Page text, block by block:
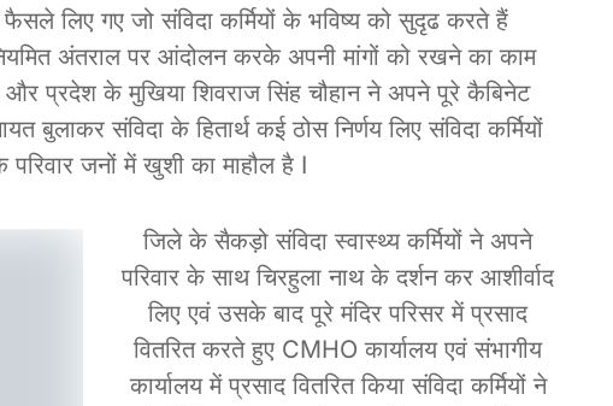
लिए गए जो संविदा कर्मियों के भविष्य को सुदृढ करते हैं
नियमित अंतराल पर आंदोलन करके अपनी मांगों को रखने का काम
प्रदेश के मुखिया शिवराज सिंह चौहान ने अपने पूरे कैबिनेट
बुलाकर संविदा के हितार्थ कई ठोस निर्णय लिए संविदा कर्मियों
जनों में खुशी का माहौल है I
जिले के सैकड़ो संविदा स्वास्थ्य कर्मियों ने अपने
परिवार के साथ चिरहुला नाथ के दर्शन कर आशीर्वाद
लिए एवं उसके बाद पूरे मंदिर परिसर में प्रसाद
वितरित करते हुए CMHO कार्यालय एवं संभागीय
कार्यालय में प्रसाद वितरित किया संविदा कर्मियों ने